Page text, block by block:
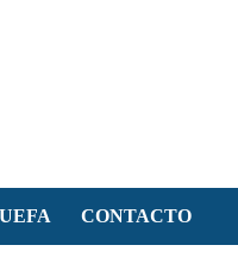
UEFA CONTACTO